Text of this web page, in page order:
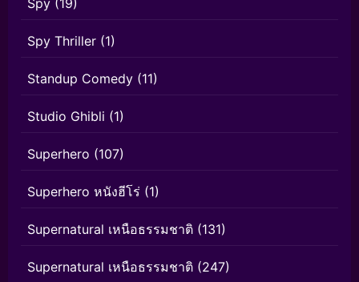
Spy (19)
Spy Thriller (1)
Standup Comedy (11)
Studio Ghibli (1)
Superhero (107)
Superhero หนังฮีโร่ (1)
Supernatural เหนือธรรมชาติ (131)
Supernatural เหนือธรรมชาติ (247)